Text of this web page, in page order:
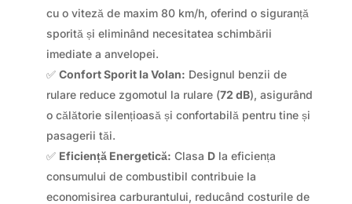
cu o viteză de maxim 80 km/h, oferind o siguranță
sporită și eliminând necesitatea schimbării
imediate a anvelopei.
✅ Confort Sporit la Volan: Designul benzii de
rulare reduce zgomotul la rulare (72 dB), asigurând
o călătorie silențioasă și confortabilă pentru tine și
pasagerii tăi.
✅ Eficiență Energetică: Clasa Dla eficiența
consumului de combustibil contribuie la
economisirea carburantului, reducând costurile de